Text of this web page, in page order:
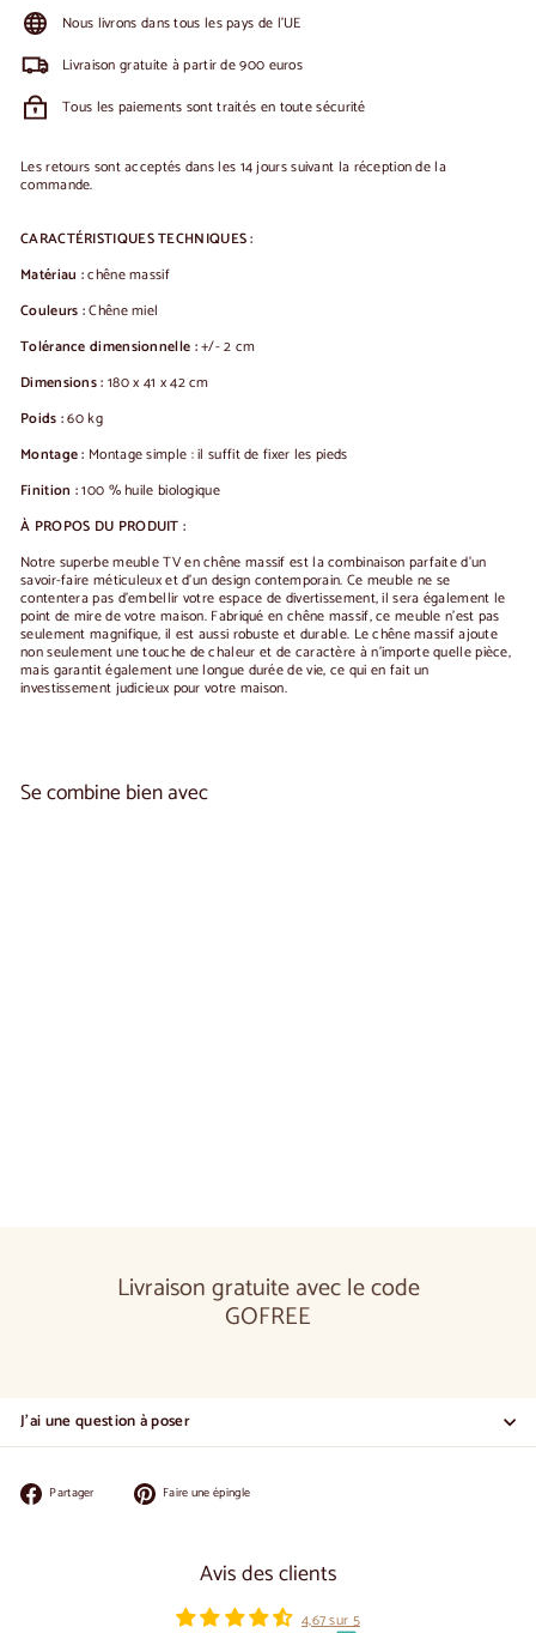
Nous livrons dans tous les pays de l'UE
Livraison gratuite à partir de 900 euros
Tous les paiements sont traités en toute sécurité
Les retours sont acceptés dans les 14 jours suivant la réception de la
commande.
CARACTÉRISTIQUES TECHNIQUES :
Matériau :chêne massif
Couleurs :Chêne miel
Tolérance dimensionnelle :+/- 2 cm
Dimensions : 180 x 41 x 42 cm
Poids :60 kg
Montage : Montage simple : il suffit de fixer les pieds
Finition :100 % huile biologique
À PROPOS DU PRODUIT :
Notre superbe meuble TV en chêne massif est la combinaison parfaite d'un
savoir-faire méticuleux et d'un design contemporain. Ce meuble ne se
contentera pas d'embellir votre espace de divertissement, il sera également le
point de mire de votre maison. Fabriqué en chêne massif, ce meuble n'est pas
seulement magnifique, il est aussi robuste et durable. Le chêne massif ajoute
non seulement une touche de chaleur et de caractère à n'importe quelle pièce,
mais garantit également une longue durée de vie, ce qui en fait un
investissement judicieux pour votre maison.
Se combine bien avec
Livraison gratuite avec le code
GOFREE
J'ai une question à poser
Partager PartagerFaire une épingle
Avis des clients
4,67 sur 5